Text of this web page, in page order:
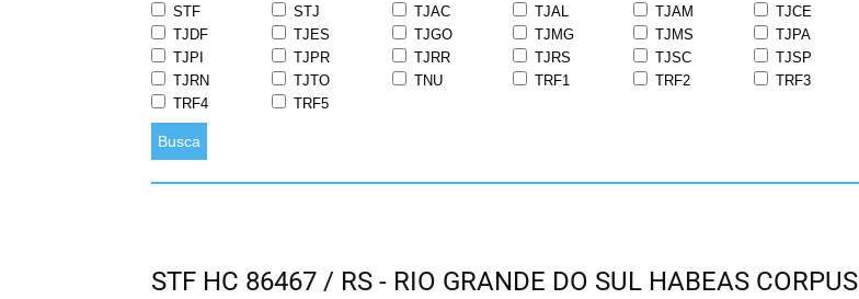
STF STJ TJAC TJAL TJAM
TJCE
TJDF
TJES TJGO TJMG TJMS
TJPA
TJPI
TJPR TJRR TJRS TJSC
TJSP
TJRN
TJTO TNU TRF1 TRF2
TRF3
TRF4
TRF5
Busca
STF HC 86467 / RS - RIO GRANDE DO SUL HABEAS CORPUS